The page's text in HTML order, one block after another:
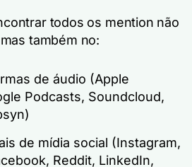
todos os mention não
também no:
de áudio (Apple
Podcasts, Soundcloud,
de mídia social (Instagram,
Reddit, LinkedIn,